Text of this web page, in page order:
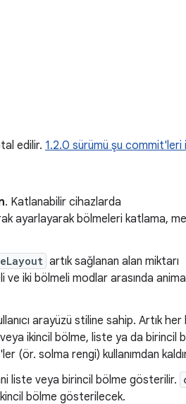
edilir. 1.2.0 sürümü şu commit'leri
. Katlanabilir cihazlarda
ayarlayarak bölmeleri katlama,
artık sağlanan alan miktarı
ve iki bölmeli modlar arasında
arayüzü stiline sahip. Artık
veya ikincil bölme, liste ya da birincil
(ör. solma rengi) kullanımdan
liste veya birincil bölme gösterilir.
ikincil bölme gösterilecek.